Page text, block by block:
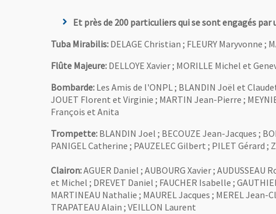
Et près de 200 particuliers qui se sont engagés
Tuba Mirabilis: DELAGE Christian ; FLEURY Maryvonne ;
Flûte Majeure: DELLOYE Xavier ; MORILLE Michel et
Bombarde: Les Amis de l'ONPL ; BLANDIN Joël et
JOUET Florent et Virginie ; MARTIN Jean-Pierre ;
François et Anita
Trompette: BLANDIN Joel ; BECOUZE Jean-Jacques ;
PANIGEL Catherine ; PAUZELEC Gilbert ; PILET Gérard ;
Clairon:AGUER Daniel ; AUBOURG Xavier ;
et Michel ; DREVET Daniel ; FAUCHER Isabelle ;
MARTINEAU Nathalie ; MAUREL Jacques ; MEREL Jean-
TRAPATEAU Alain ; VEILLON Laurent